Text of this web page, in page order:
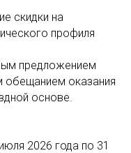
скидки на
профиля
предложением
обещанием оказания
основе.
2026 года по 31